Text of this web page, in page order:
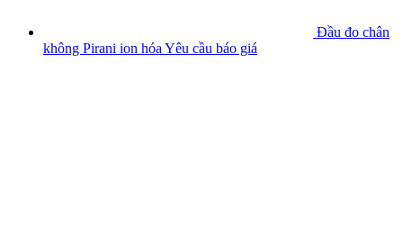
Đầu đo chân
không Pirani ion hóa Yêu cầu báo giá